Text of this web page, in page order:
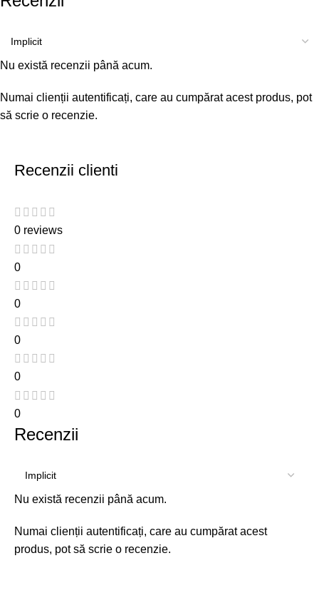
Nu există recenzii până acum.
Numai clienții autentificați, care au cumpărat acest produs, pot
să scrie o recenzie.
Recenzii clienti
0 reviews
0
0
0
0
0
Recenzii
Nu există recenzii până acum.
Numai clienții autentificați, care au cumpărat acest
produs, pot să scrie o recenzie.